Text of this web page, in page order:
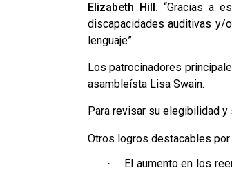
Elizabeth Hill. “Gracias a
discapacidades auditivas y/
lenguaje”.
Los patrocinadores
asambleísta Lisa Swain.
Para revisar su elegibilidad
Otros logros destacables por
·
El aumento en los